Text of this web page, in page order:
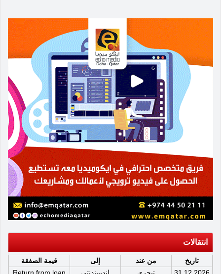
انتقالات
تاريخ من عند إلى
قيمة الصفقة
31.12.2026
تيجري إنديبيندنتي
Return from loan